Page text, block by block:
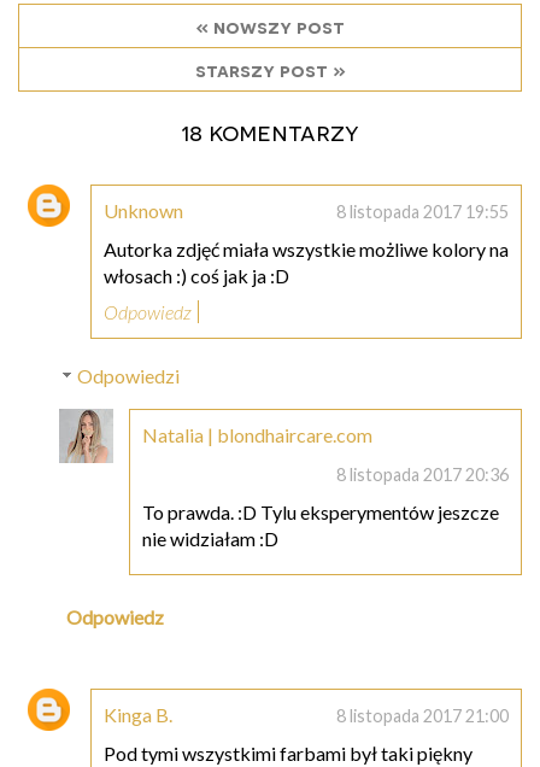
« nowszy post
starszy post »
18 komentarzy
Unknown 8 listopada 2017 19:55
Autorka zdjęć miała wszystkie możliwe kolory na
włosach :) coś jak ja :D
Odpowiedz
Odpowiedzi
Natalia | blondhaircare.com
8 listopada 2017 20:36
To prawda. :D Tylu eksperymentów jeszcze
nie widziałam :D
Odpowiedz
Kinga B. 8 listopada 2017 21:00
Pod tymi wszystkimi farbami był taki piękny